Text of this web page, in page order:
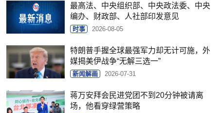
最高法、中央组织部、中央政法委、中央
编办、财政部、人社部印发意见
时事 2026-08-05
特朗普手握全球最强军力却无计可施，外
媒揭美伊战争“无解三选一”
新闻解画 2026-07-31
蒋万安拜会民进党团不到20分钟被请离
场，他看穿绿营策略